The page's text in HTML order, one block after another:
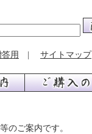
用 サイトマップ
のご案内です。